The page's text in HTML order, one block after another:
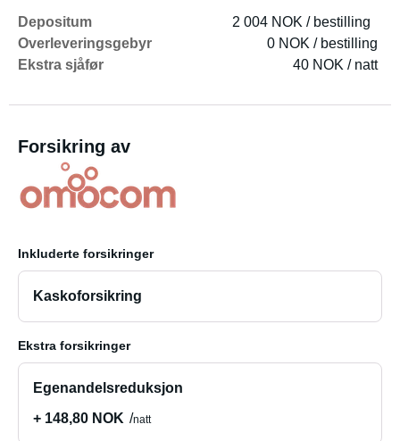
Depositum
2 004 NOK / bestilling
Overleveringsgebyr
0 NOK / bestilling
Ekstra sjåfør
40 NOK / natt
Forsikring av
Inkluderte forsikringer
Kaskoforsikring
Ekstra forsikringer
Egenandelsreduksjon
+ 148,80 NOK
natt